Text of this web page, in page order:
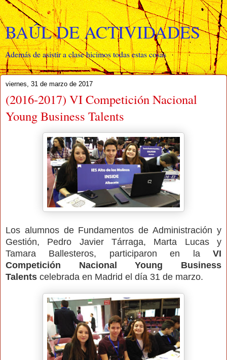
BAÚL DE ACTIVIDADES
Además de asistir a clase hicimos todas estas cosas
viernes, 31 de marzo de 2017
(2016-2017) VI Competición Nacional
Young Business Talents
Los alumnos de Fundamentos de Administración y
Gestión, Pedro Javier Tárraga, Marta Lucas y
Tamara Ballesteros, participaron en la VI
Competición Nacional Young Business
Talents celebrada en Madrid el día 31 de marzo.